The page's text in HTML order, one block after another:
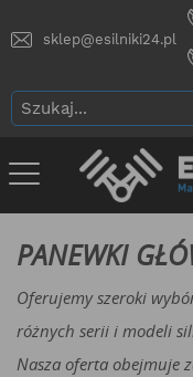
sklep@esilniki24.pl
PANEWKI
Oferujemy szeroki
różnych serii i modeli
Nasza oferta obejmuje